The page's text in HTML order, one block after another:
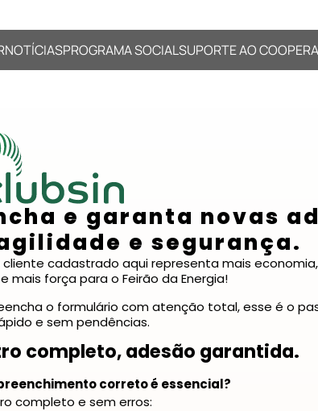
NOTÍCIASPROGRAMA SOCIALSUPORTE AO
e garanta novas
e segurança.
cadastrado aqui representa mais
mais força para o Feirão da Energia!
o formulário com atenção total, esse é o
e sem pendências.
completo, adesão garantida.
correto é essencial?
completo e sem erros: